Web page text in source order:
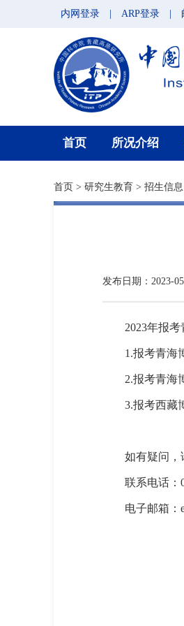
内网登录 ARP登录
首页 所况介绍
首页 > 研究生教育 > 招生信息
发布日期：2023-
2023年报考
1.报考青海
2.报考青海
3.报考西藏
如有疑问，
联系电话：
电子邮箱：